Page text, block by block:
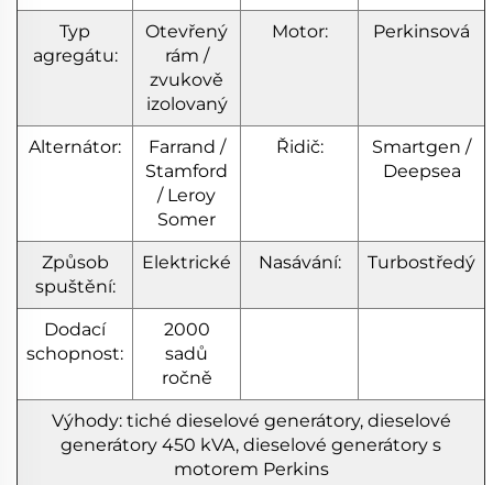
Typ
agregátu:
Otevřený
rám /
zvukově
izolovaný
Motor: Perkinsová
Alternátor:
Farrand /
Stamford
/ Leroy
Somer
Řidič:
Smartgen /
Deepsea
Způsob
spuštění:
Elektrické Nasávání: Turbostředý
Dodací
schopnost:
2000
sadů
ročně
Výhody: tiché dieselové generátory, dieselové
generátory 450 kVA, dieselové generátory s
motorem Perkins